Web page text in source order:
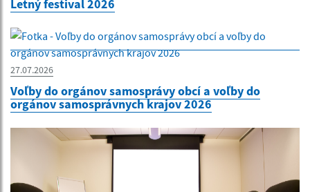
Letný festival 2026
27.07.2026
Voľby do orgánov samosprávy obcí a voľby do
orgánov samosprávnych krajov 2026